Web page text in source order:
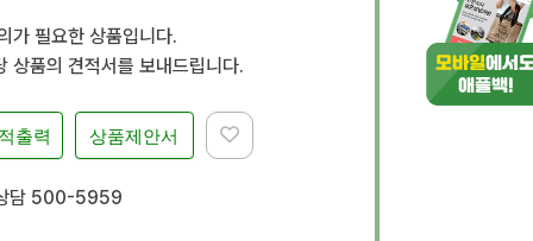
가 필요한 상품입니다.
상품의 견적서를 보내드립니다.
상품제안서
출력
담 500-5959